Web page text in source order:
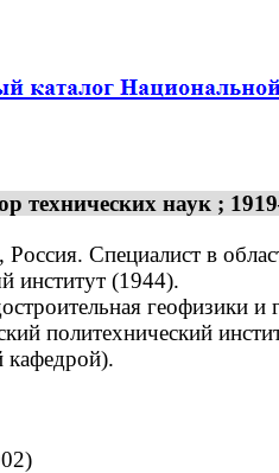
технических наук ;
Специалист в
институт (1944).
геофизики и
политехнический
кафедрой).